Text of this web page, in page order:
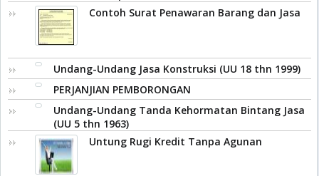
Contoh Surat Penawaran Barang dan Jasa
Undang-Undang Jasa Konstruksi (UU 18 thn 1999)
PERJANJIAN PEMBORONGAN
Undang-Undang Tanda Kehormatan Bintang Jasa
(UU 5 thn 1963)
Untung Rugi Kredit Tanpa Agunan